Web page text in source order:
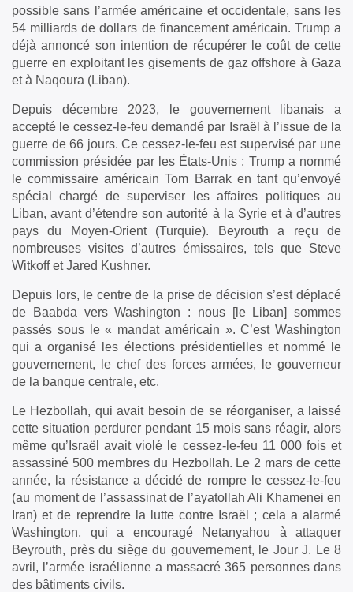
possible sans l’armée américaine et occidentale, sans les
54 milliards de dollars de financement américain. Trump a
déjà annoncé son intention de récupérer le coût de cette
guerre en exploitant les gisements de gaz offshore à Gaza
et à Naqoura (Liban).
Depuis décembre 2023, le gouvernement libanais a
accepté le cessez-le-feu demandé par Israël à l’issue de la
guerre de 66 jours. Ce cessez-le-feu est supervisé par une
commission présidée par les États-Unis ; Trump a nommé
le commissaire américain Tom Barrak en tant qu’envoyé
spécial chargé de superviser les affaires politiques au
Liban, avant d’étendre son autorité à la Syrie et à d’autres
pays du Moyen-Orient (Turquie). Beyrouth a reçu de
nombreuses visites d’autres émissaires, tels que Steve
Witkoff et Jared Kushner.
Depuis lors, le centre de la prise de décision s’est déplacé
de Baabda vers Washington : nous [le Liban] sommes
passés sous le « mandat américain ». C’est Washington
qui a organisé les élections présidentielles et nommé le
gouvernement, le chef des forces armées, le gouverneur
de la banque centrale, etc.
Le Hezbollah, qui avait besoin de se réorganiser, a laissé
cette situation perdurer pendant 15 mois sans réagir, alors
même qu’Israël avait violé le cessez-le-feu 11 000 fois et
assassiné 500 membres du Hezbollah. Le 2 mars de cette
année, la résistance a décidé de rompre le cessez-le-feu
(au moment de l’assassinat de l’ayatollah Ali Khamenei en
Iran) et de reprendre la lutte contre Israël ; cela a alarmé
Washington, qui a encouragé Netanyahou à attaquer
Beyrouth, près du siège du gouvernement, le Jour J. Le 8
avril, l’armée israélienne a massacré 365 personnes dans
des bâtiments civils.